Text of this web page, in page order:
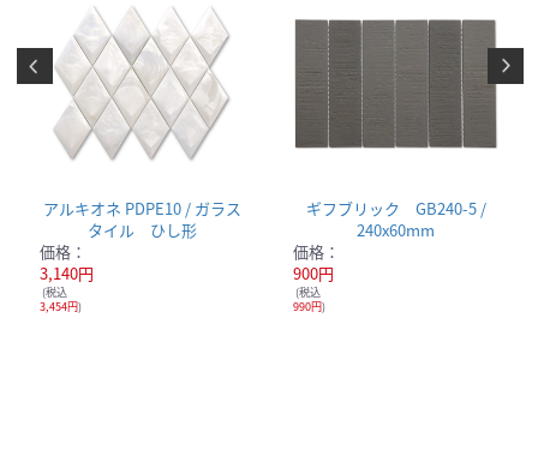
アルキオネ PDPE10 / ガラス
タイル ひし形
価格：
3,140円
(税込
3,454円)
ギフブリック GB240-5 /
240x60mm
価格：
900円
(税込
990円)